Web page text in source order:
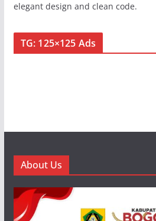
elegant design and clean code.
TG: 125×125 Ads
About Us